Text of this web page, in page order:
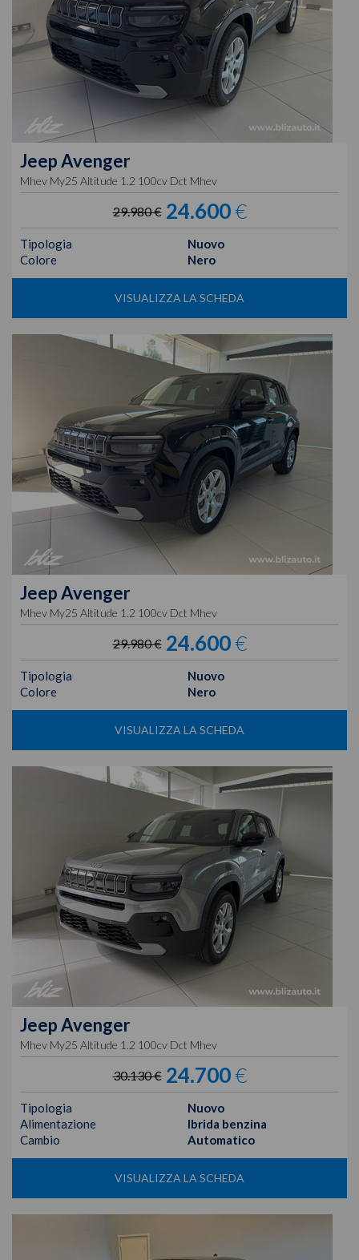
JeepAvenger
Mhev My25 Altitude 1.2 100cv Dct Mhev
29.980 € 24.600€
Tipologia
Nuovo
Colore
Nero
VISUALIZZA LA SCHEDA
JeepAvenger
Mhev My25 Altitude 1.2 100cv Dct Mhev
29.980 € 24.600€
Tipologia
Nuovo
Colore
Nero
VISUALIZZA LA SCHEDA
JeepAvenger
Mhev My25 Altitude 1.2 100cv Dct Mhev
30.130 € 24.700€
Tipologia
Nuovo
Alimentazione
Ibrida benzina
Cambio
Automatico
VISUALIZZA LA SCHEDA